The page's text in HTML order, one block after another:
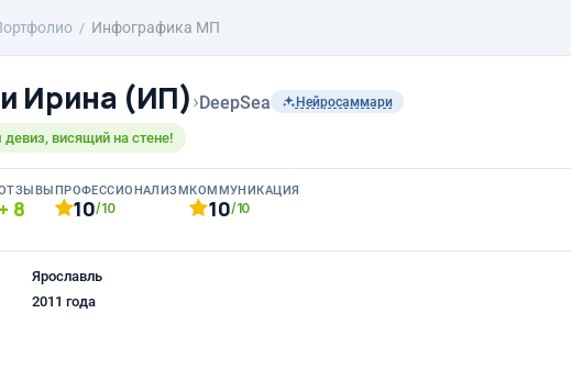
Инфографика МП
Ирина (ИП)›DeepSea Нейросаммари
девиз, висящий на стене!
8
ПРОФЕССИОНАЛИЗМ
10/10
КОММУНИКАЦИЯ
10/10
Ярославль
2011 года